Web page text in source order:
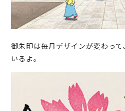
御朱印は毎月デザインが変わっ
いるよ。